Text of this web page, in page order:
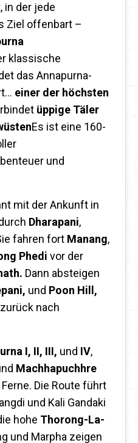
in der jede
Ziel offenbart –
klassische
das Annapurna-
einer der höchsten
üppige Täler
Es ist eine 160-
und
mit der Ankunft in
Dharapani,
fahren fort Manang,
Phedi vor der
Dann absteigen
und Poon Hill,
nach
I, II, III, und IV,
Machhapuchhre
Die Route führt
und Kali Gandaki
hohe Thorong-La-
und Marpha zeigen